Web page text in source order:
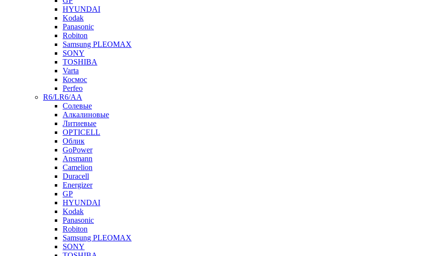
HYUNDAI
Kodak
Panasonic
Robiton
Samsung PLEOMAX
SONY
TOSHIBA
Varta
Космос
Perfeo
R6/LR6/AA
Солевые
Алкалиновые
Литиевые
OPTICELL
Облик
GoPower
Ansmann
Camelion
Duracell
Energizer
GP
HYUNDAI
Kodak
Panasonic
Robiton
Samsung PLEOMAX
SONY